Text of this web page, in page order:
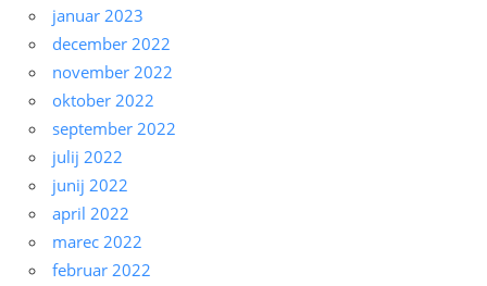
januar 2023
december 2022
november 2022
oktober 2022
september 2022
julij 2022
junij 2022
april 2022
marec 2022
februar 2022